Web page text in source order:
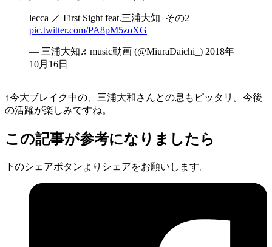
lecca ／ First Sight feat.三浦大知_その2
pic.twitter.com/PA8pM5zoXG
— 三浦大知♬music動画 (@MiuraDaichi_) 2018年
10月16日
↑今大ブレイク中の、三浦大和さんとの息もピッタリ。今後
の活躍が楽しみですね。
この記事が参考になりましたら
下のシェアボタンよりシェアをお願いします。